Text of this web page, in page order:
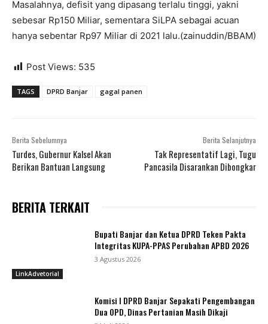
Masalahnya, defisit yang dipasang terlalu tinggi, yakni
sebesar Rp150 Miliar, sementara SiLPA sebagai acuan
hanya sebentar Rp97 Miliar di 2021 lalu.(zainuddin/BBAM)
Post Views: 535
TAGS DPRD Banjar gagal panen
Berita Sebelumnya
Turdes, Gubernur Kalsel Akan
Berikan Bantuan Langsung
Berita Selanjutnya
Tak Representatif Lagi, Tugu
Pancasila Disarankan Dibongkar
BERITA TERKAIT
LinkAdvetorial
Bupati Banjar dan Ketua DPRD Teken Pakta
Integritas KUPA-PPAS Perubahan APBD 2026
3 Agustus 2026
Komisi I DPRD Banjar Sepakati Pengembangan
Dua OPD, Dinas Pertanian Masih Dikaji